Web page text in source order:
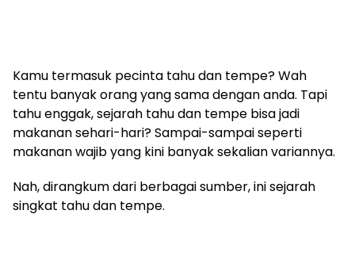
Kamu termasuk pecinta tahu dan tempe? Wah
tentu banyak orang yang sama dengan anda. Tapi
tahu enggak, sejarah tahu dan tempe bisa jadi
makanan sehari-hari? Sampai-sampai seperti
makanan wajib yang kini banyak sekalian variannya.
Nah, dirangkum dari berbagai sumber, ini sejarah
singkat tahu dan tempe.